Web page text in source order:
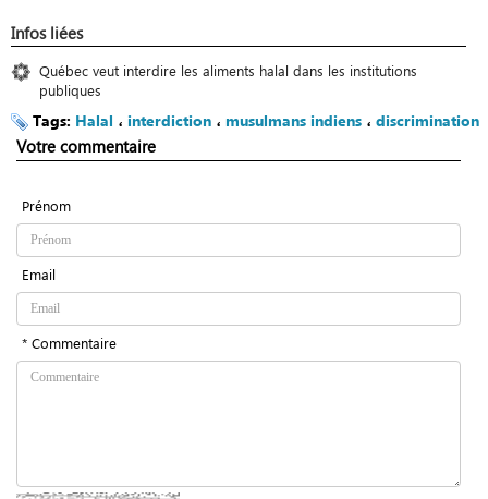
Infos liées
Québec veut interdire les aliments halal dans les institutions
publiques
Tags: Halal ، interdiction ، musulmans indiens ، discrimination
Votre commentaire
Prénom
Email
* Commentaire